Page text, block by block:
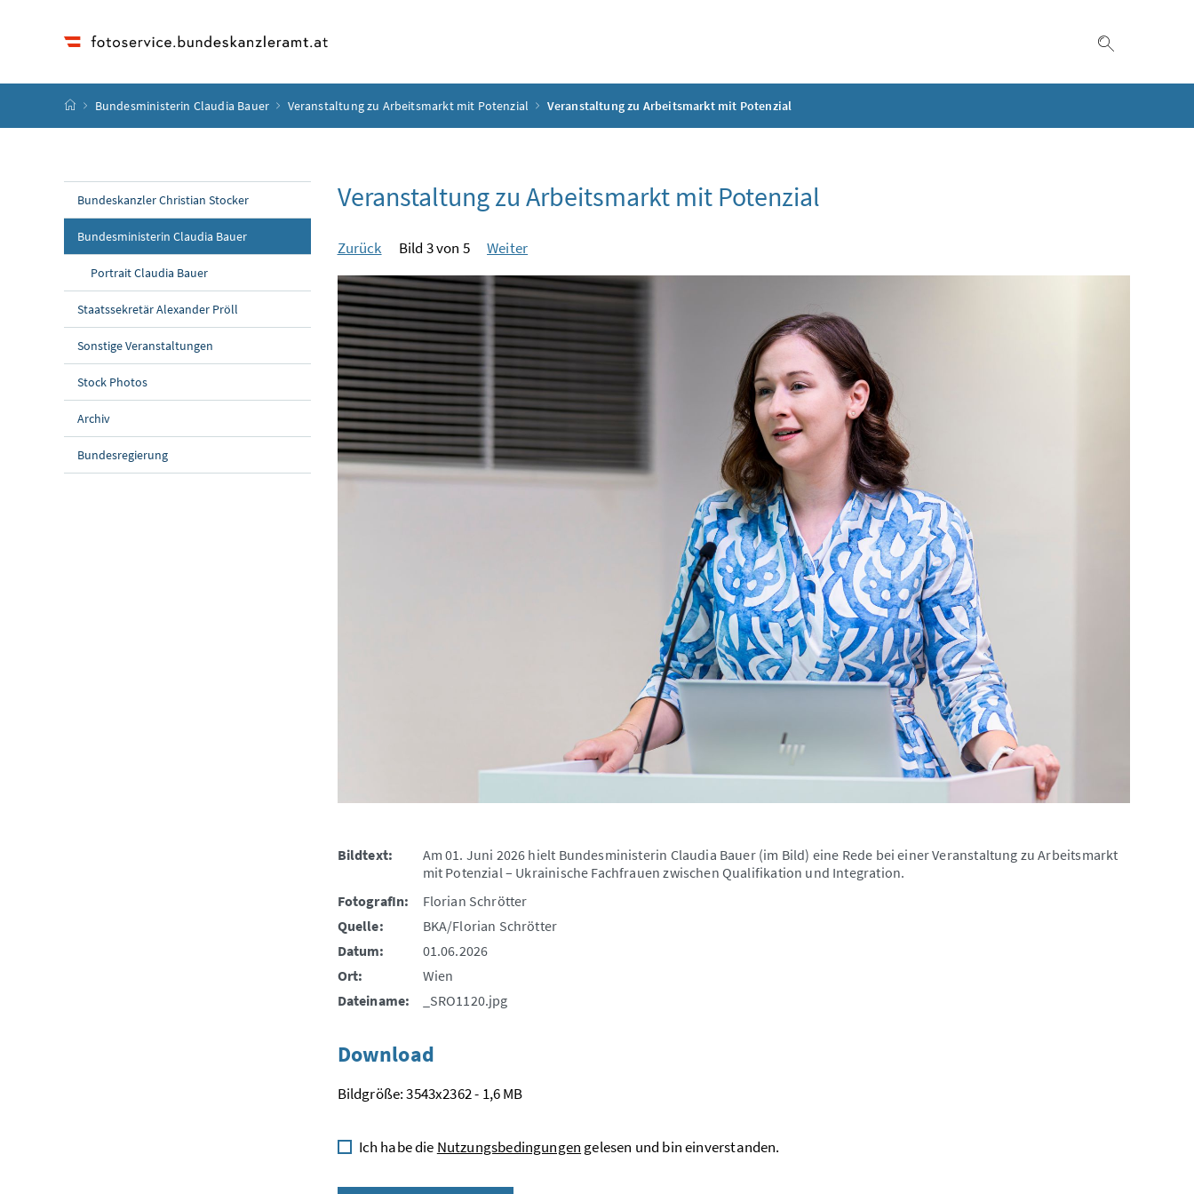
Startseite
Bundesministerin Claudia Bauer Veranstaltung zu Arbeitsmarkt mit Potenzial Veranstaltung zu Arbeitsmarkt mit Potenzial
Bundeskanzler Christian Stocker
Bundesministerin Claudia Bauer
Portrait Claudia Bauer
Staatssekretär Alexander Pröll
Sonstige Veranstaltungen
Stock Photos
Archiv
Bundesregierung
Veranstaltung zu Arbeitsmarkt mit Potenzial
Zurück Bild 3 von 5 Weiter
Bildtext:
Am 01. Juni 2026 hielt Bundesministerin Claudia Bauer (im Bild) eine Rede bei einer Veranstaltung zu Arbeitsmarkt
mit Potenzial – Ukrainische Fachfrauen zwischen Qualifikation und Integration.
FotografIn:
Florian Schrötter
Quelle:
BKA/Florian Schrötter
Datum:
01.06.2026
Ort:
Wien
Dateiname:
_SRO1120.jpg
Download
Bildgröße: 3543x2362 - 1,6 MB
Ich habe die Nutzungsbedingungen gelesen und bin einverstanden.